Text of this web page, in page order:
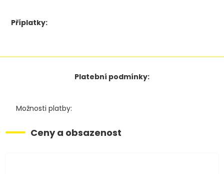
Příplatky:
Platební podmínky:
Možnosti platby:
Ceny a obsazenost